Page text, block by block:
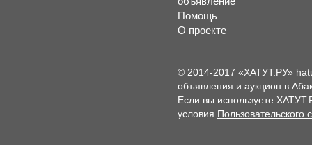
Помощь
О проекте
© 2014-2017 «ХАТУТ.РУ»
объявления и аукцион в
Если вы используете
условия Пользовательского